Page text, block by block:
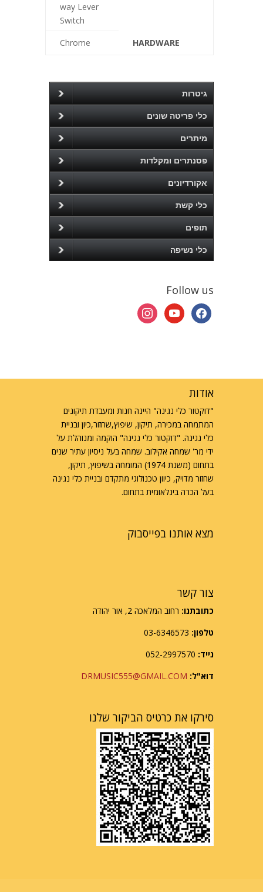
way Lever
Switch
HARDWARE
Chrome
גיטרות
כלי פריטה שונים
מיתרים
פסנתרים ומקלדות
אקורדיונים
כלי קשת
תופים
כלי נשיפה
Follow us
facebook
youtube
instagram
אודות
"דוקטור כלי נגינה" היינה חנות ומעבדת תיקונים
המתמחה במכירה, תיקון, שיפוץ,שחזור,כיון ובניית
כלי נגינה. "דוקטור כלי נגינה" הוקמה ומנוהלת על
ידי מר' שמחה אקילוב. שמחה בעל ניסיון עתיר שנים
בתחום (משנת 1974) המומחה בשיפוץ, תיקון,
שחזור מדויק, כיוון טכנולוגי מתקדם ובניית כלי נגינה
בעל הכרה בינלאומית בתחום.
מצא אותנו בפייסבוק
צור קשר
כתובתנו: רחוב המלאכה 2, אור יהודה
טלפון:
נייד:
דוא"ל: DRMUSIC555@GMAIL.COM
סירקו את כרטיס הביקור שלנו